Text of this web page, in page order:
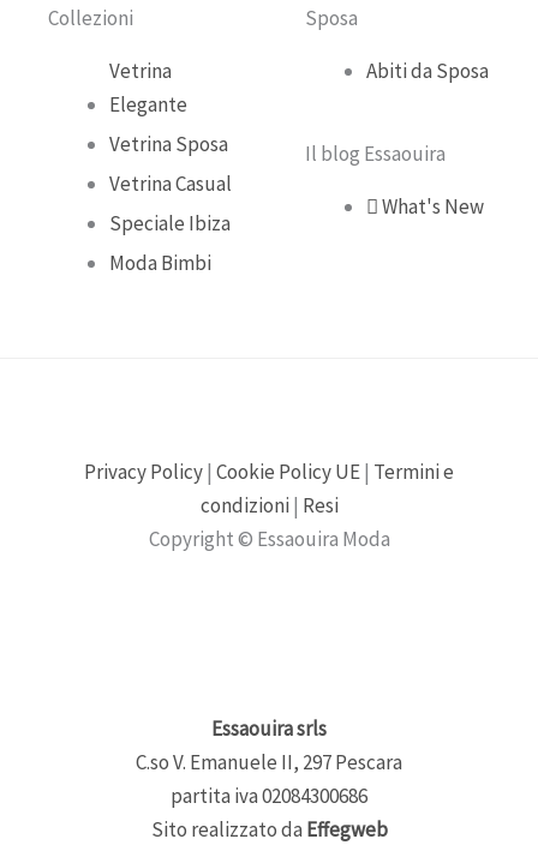
a
m
Collezioni
Vetrina
Elegante
Vetrina Sposa
Vetrina Casual
Speciale Ibiza
Moda Bimbi
Sposa
Abiti da Sposa
Il blog Essaouira
What's New
Privacy Policy| Cookie Policy UE| Termini e
condizioni | Resi
Copyright © Essaouira Moda
Essaouira srls
C.so V. Emanuele II, 297 Pescara
partita iva 02084300686
Sito realizzato da Effegweb